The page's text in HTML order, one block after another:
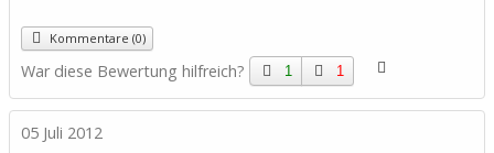
Kommentare (0)
War diese Bewertung hilfreich? 1 1
05 Juli 2012